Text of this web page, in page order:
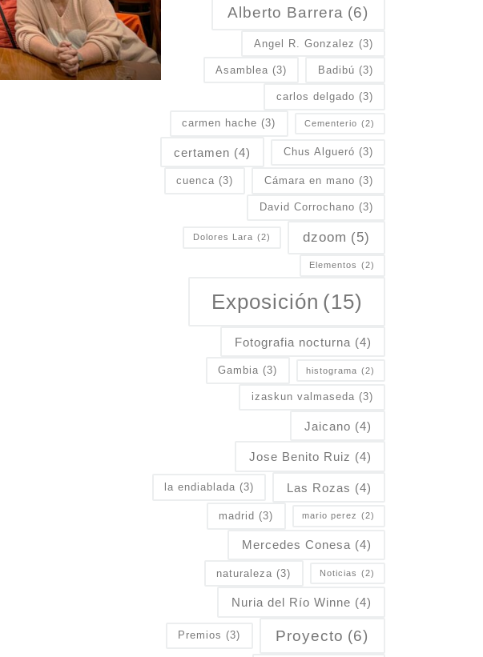
Alberto Barrera (6)
Angel R. Gonzalez (3)
Asamblea (3) Badibú (3)
carlos delgado (3)
carmen hache (3) Cementerio (2)
certamen (4) Chus Algueró (3)
cuenca (3) Cámara en mano (3)
David Corrochano (3)
Dolores Lara (2) dzoom (5)
Elementos (2)
Exposición (15)
Fotografia nocturna (4)
Gambia (3) histograma (2)
izaskun valmaseda (3)
Jaicano (4)
Jose Benito Ruiz (4)
la endiablada (3) Las Rozas (4)
madrid (3) mario perez (2)
Mercedes Conesa (4)
naturaleza (3) Noticias (2)
Nuria del Río Winne (4)
Premios (3) Proyecto (6)